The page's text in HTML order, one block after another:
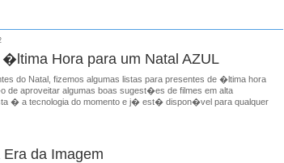
Hora para um Natal AZUL
do Natal, fizemos algumas listas para presentes de �ltima hora
de aproveitar algumas boas sugest�es de filmes em alta
� a tecnologia do momento e j� est� dispon�vel para qualquer
da Imagem